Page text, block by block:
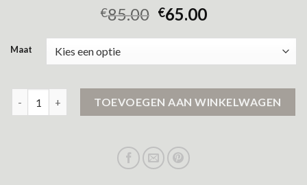
€85.00 €65.00
Maat
TOEVOEGEN AAN WINKELWAGEN